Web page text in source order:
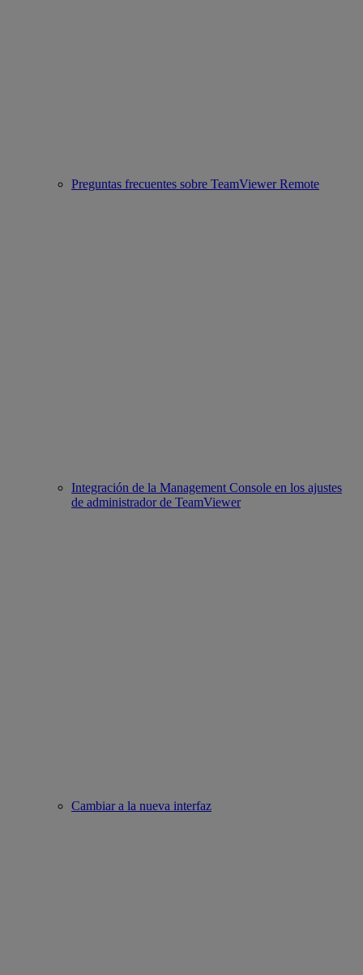
Preguntas frecuentes sobre TeamViewer Remote
Integración de la Management Console en los ajustes
de administrador de TeamViewer
Cambiar a la nueva interfaz